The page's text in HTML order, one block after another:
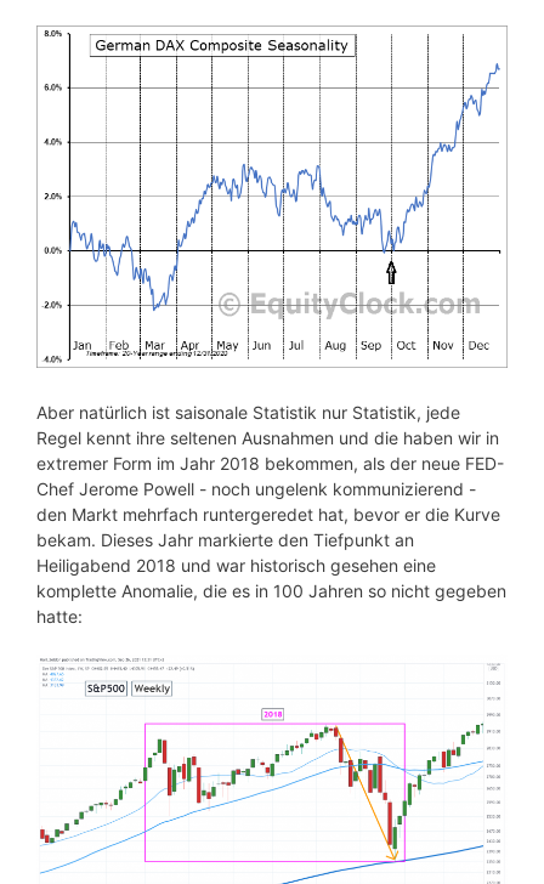
Aber natürlich ist saisonale Statistik nur Statistik, jede
Regel kennt ihre seltenen Ausnahmen und die haben wir in
extremer Form im Jahr 2018 bekommen, als der neue FED-
Chef Jerome Powell - noch ungelenk kommunizierend -
den Markt mehrfach runtergeredet hat, bevor er die Kurve
bekam. Dieses Jahr markierte den Tiefpunkt an
Heiligabend 2018 und war historisch gesehen eine
komplette Anomalie, die es in 100 Jahren so nicht gegeben
hatte: